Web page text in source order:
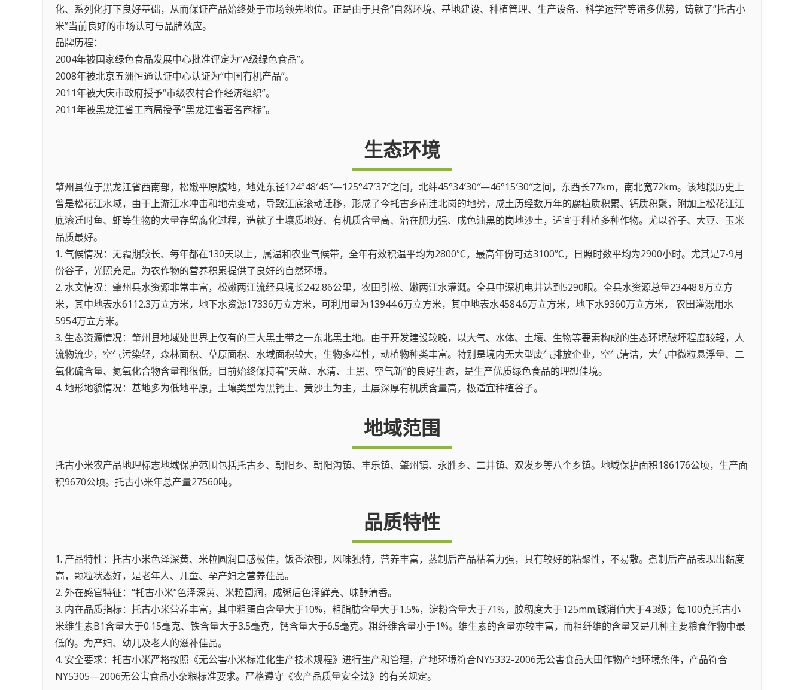
化、系列化打下良好基础，从而保证产品始终处于市场领先地位。正是由于具备“自然环境、基地建设、种植管理、生产设备、科学运营”等诸多优势，铸就了“托古小
米”当前良好的市场认可与品牌效应。
品牌历程：
2004年被国家绿色食品发展中心批准评定为“A级绿色食品”。
2008年被北京五洲恒通认证中心认证为“中国有机产品”。
2011年被大庆市政府授予“市级农村合作经济组织”。
2011年被黑龙江省工商局授予“黑龙江省著名商标”。
生态环境
肇州县位于黑龙江省西南部，松嫩平原腹地，地处东径124°48′45″—125°47′37″之间，北纬45°34′30″—46°15′30″之间，东西长77km，南北宽72km。该地段历史上
曾是松花江水域，由于上游江水冲击和地壳变动，导致江底滚动迁移，形成了今托古乡南洼北岗的地势，成土历经数万年的腐植质积累、钙质积聚，附加上松花江江
底滚迁时鱼、虾等生物的大量存留腐化过程，造就了土壤质地好、有机质含量高、潜在肥力强、成色油黑的岗地沙土，适宜于种植多种作物。尤以谷子、大豆、玉米
品质最好。
1. 气候情况：无霜期较长、每年都在130天以上，属温和农业气候带，全年有效积温平均为2800℃，最高年份可达3100℃，日照时数平均为2900小时。尤其是7-9月
份谷子，光照充足。为农作物的营养积累提供了良好的自然环境。
2. 水文情况：肇州县水资源非常丰富，松嫩两江流经县境长242.86公里，农田引松、嫩两江水灌溉。全县中深机电井达到5290眼。全县水资源总量23448.8万立方
米，其中地表水6112.3万立方米，地下水资源17336万立方米，可利用量为13944.6万立方米，其中地表水4584.6万立方米，地下水9360万立方米， 农田灌溉用水
5954万立方米。
3. 生态资源情况：肇州县地域处世界上仅有的三大黑土带之一东北黑土地。由于开发建设较晚，以大气、水体、土壤、生物等要素构成的生态环境破坏程度较轻，人
流物流少，空气污染轻，森林面积、草原面积、水域面积较大，生物多样性，动植物种类丰富。特别是境内无大型废气排放企业，空气清洁，大气中微粒悬浮量、二
氧化硫含量、氮氧化合物含量都很低，目前始终保持着“天蓝、水清、土黑、空气新”的良好生态，是生产优质绿色食品的理想佳境。
4. 地形地貌情况：基地多为低地平原，土壤类型为黑钙土、黄沙土为主，土层深厚有机质含量高，极适宜种植谷子。
地域范围
托古小米农产品地理标志地域保护范围包括托古乡、朝阳乡、朝阳沟镇、丰乐镇、肇州镇、永胜乡、二井镇、双发乡等八个乡镇。地域保护面积186176公顷，生产面
积9670公顷。托古小米年总产量27560吨。
品质特性
1. 产品特性：托古小米色泽深黄、米粒圆润口感极佳，饭香浓郁，风味独特，营养丰富，蒸制后产品粘着力强，具有较好的粘聚性，不易散。煮制后产品表现出黏度
高，颗粒状态好，是老年人、儿童、孕产妇之营养佳品。
2. 外在感官特征：“托古小米”色泽深黄、米粒圆润，成粥后色泽鲜亮、味醇清香。
3. 内在品质指标：托古小米营养丰富，其中粗蛋白含量大于10%，粗脂肪含量大于1.5%，淀粉含量大于71%，胶稠度大于125mm;碱消值大于4.3级；每100克托古小
米维生素B1含量大于0.15毫克、铁含量大于3.5毫克，钙含量大于6.5毫克。粗纤维含量小于1%。维生素的含量亦较丰富，而粗纤维的含量又是几种主要粮食作物中最
低的。为产妇、幼儿及老人的滋补佳品。
4. 安全要求：托古小米严格按照《无公害小米标准化生产技术规程》进行生产和管理，产地环境符合NY5332-2006无公害食品大田作物产地环境条件，产品符合
NY5305—2006无公害食品小杂粮标准要求。严格遵守《农产品质量安全法》的有关规定。